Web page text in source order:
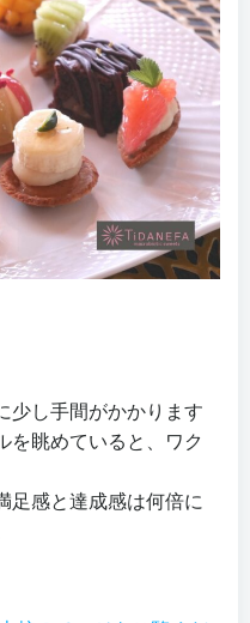
少し手間がかかります
を眺めていると、ワク
足感と達成感は何倍に